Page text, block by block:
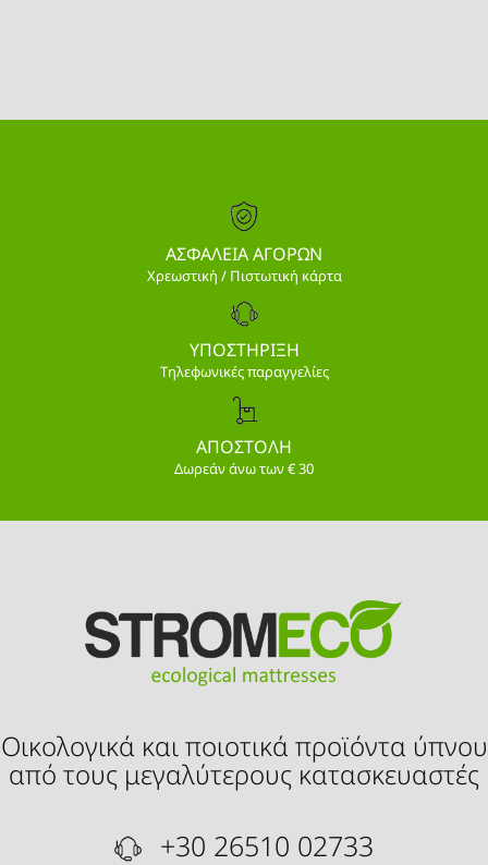
ΑΣΦΑΛΕΙΑ ΑΓΟΡΩΝ
Χρεωστική / Πιστωτική κάρτα
ΥΠΟΣΤΗΡΙΞΗ
Τηλεφωνικές παραγγελίες
ΑΠΟΣΤΟΛΗ
Δωρεάν άνω των € 30
Οικολογικά και ποιοτικά προϊόντα ύπνου
από τους μεγαλύτερους κατασκευαστές
+30 26510 02733